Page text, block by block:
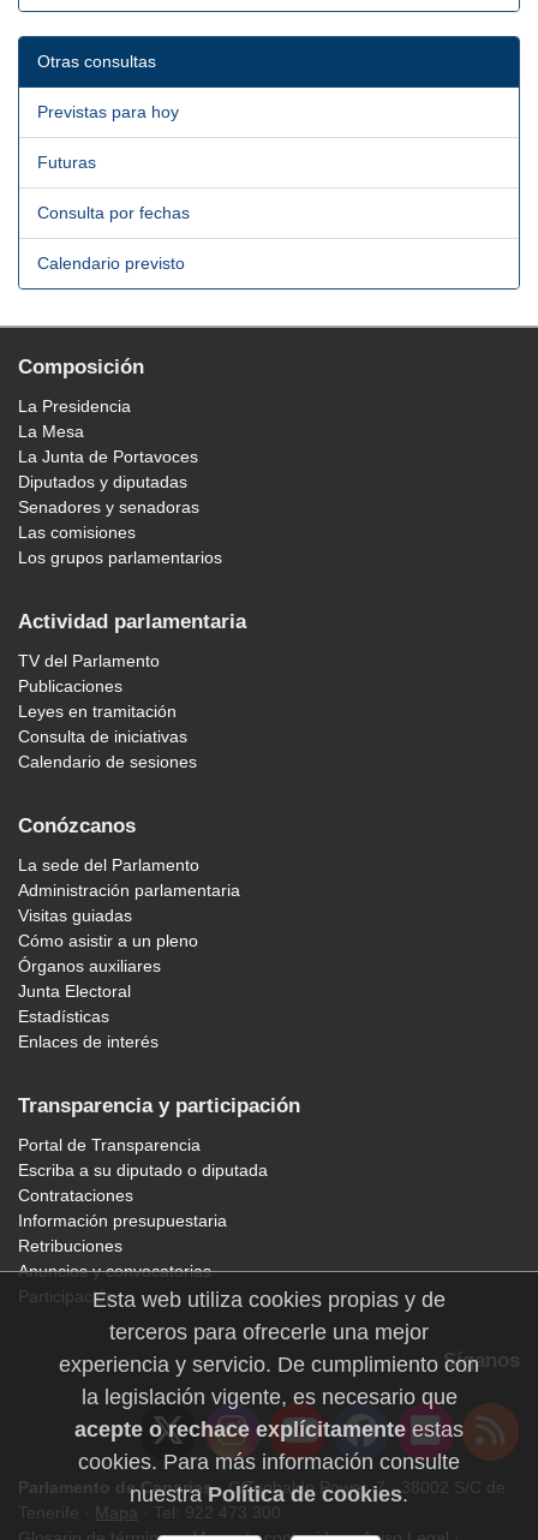
Otras consultas
Previstas para hoy
Futuras
Consulta por fechas
Calendario previsto
Composición
La Presidencia
La Mesa
La Junta de Portavoces
Diputados y diputadas
Senadores y senadoras
Las comisiones
Los grupos parlamentarios
Actividad parlamentaria
TV del Parlamento
Publicaciones
Leyes en tramitación
Consulta de iniciativas
Calendario de sesiones
Conózcanos
La sede del Parlamento
Administración parlamentaria
Visitas guiadas
Cómo asistir a un pleno
Órganos auxiliares
Junta Electoral
Estadísticas
Enlaces de interés
Transparencia y participación
Portal de Transparencia
Escriba a su diputado o diputada
Contrataciones
Información presupuestaria
Retribuciones
Anuncios y convocatorias
Participación
Síganos
Parlamento de Canarias· C/Teobaldo Power, 7 · 38002 S/C de
Tenerife · Mapa · Tel: 922 473 300
Esta web utiliza cookies propias y de
terceros para ofrecerle una mejor
experiencia y servicio. De cumplimiento con
la legislación vigente, es necesario que
acepte o rechace explícitamente estas
cookies. Para más información consulte
nuestraPolítica de cookies.